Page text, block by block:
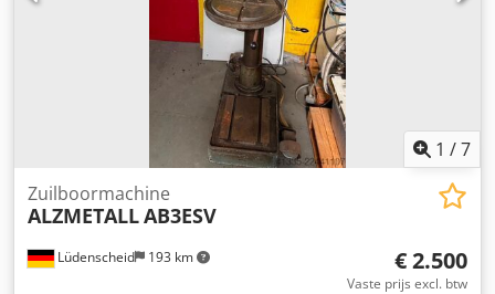
1 /7
Lüdenscheid 193 km
Zuilboormachine
ALZMETALLAB3ESV
€ 2.500
Vaste prijs excl. btw